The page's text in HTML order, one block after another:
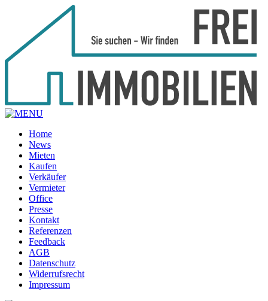
Home
News
Mieten
Kaufen
Verkäufer
Vermieter
Office
Presse
Kontakt
Referenzen
Feedback
AGB
Datenschutz
Widerrufsrecht
Impressum